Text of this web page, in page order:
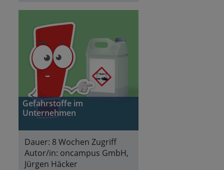
Gefahrstoffe im
Unternehmen
Dauer: 8 Wochen Zugriff
Autor/in: oncampus GmbH,
Jürgen Häcker